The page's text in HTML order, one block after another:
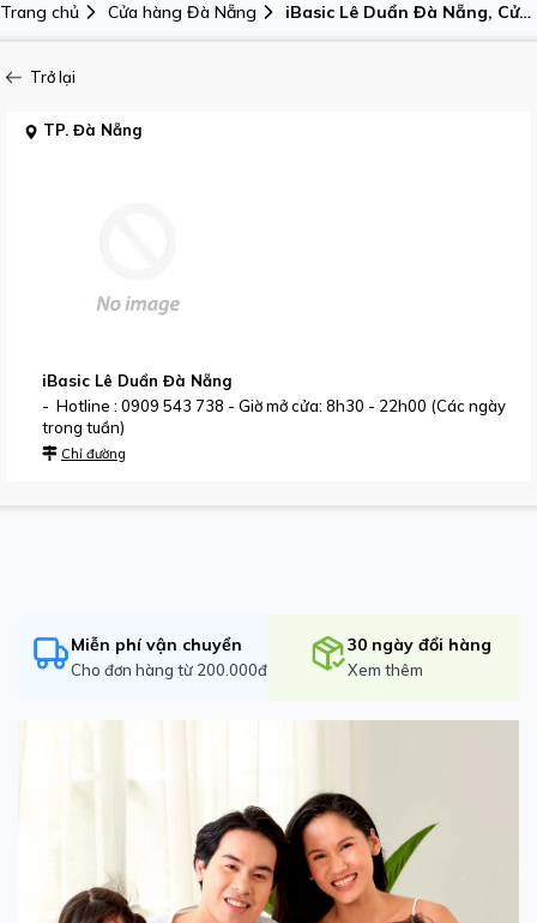
Trang chủ Cửa hàng Đà Nẵng
iBasic Lê Duẩn Đà Nẵng, Cửa
Trở lại
TP. Đà Nẵng
iBasic Lê Duẩn Đà Nẵng
- Hotline : 0909 543 738 - Giờ mở cửa: 8h30 - 22h00 (Các ngày
trong tuần)
Chỉ đường
Miễn phí vận chuyển
Cho đơn hàng từ 200.000đ
30 ngày đổi hàng
Xem thêm